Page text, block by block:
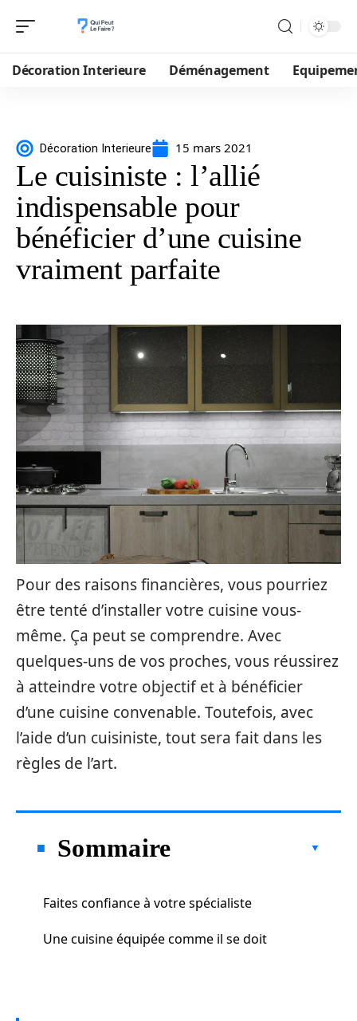
Décoration Interieure Déménagement
Décoration Interieure 15 mars 2021
Le cuisiniste : l’allié
indispensable pour
bénéficier d’une cuisine
vraiment parfaite
Pour des raisons financières, vous pourriez
être tenté d’installer votre cuisine vous-
même. Ça peut se comprendre. Avec
quelques-uns de vos proches, vous réussirez
à atteindre votre objectif et à bénéficier
d’une cuisine convenable. Toutefois, avec
l’aide d’un cuisiniste, tout sera fait dans les
règles de l’art.
Sommaire
Faites confiance à votre spécialiste
Une cuisine équipée comme il se doit